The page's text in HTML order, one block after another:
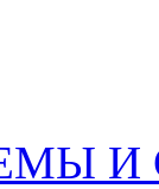
И